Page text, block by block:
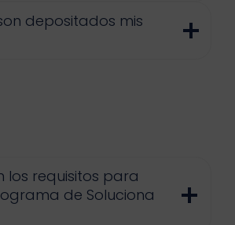
depositados mis
los requisitos para
de Soluciona